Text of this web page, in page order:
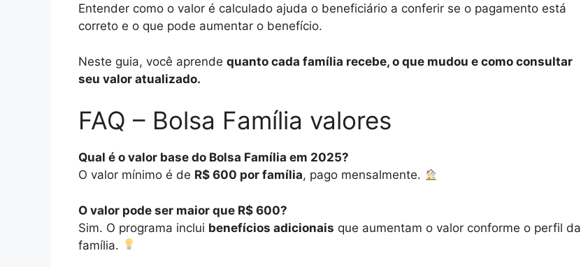
Entender como o valor é calculado ajuda o beneficiário a conferir se o pagamento está
correto e o que pode aumentar o benefício.
Neste guia, você aprende quanto cada família recebe, o que mudou e como consultar
seu valor atualizado.
FAQ – Bolsa Família valores
Qual é o valor base do Bolsa Família em 2025?
O valor mínimo é de R$ 600 por família, pago mensalmente.
O valor pode ser maior que R$ 600?
Sim. O programa inclui benefícios adicionais que aumentam o valor conforme o perfil da
família.